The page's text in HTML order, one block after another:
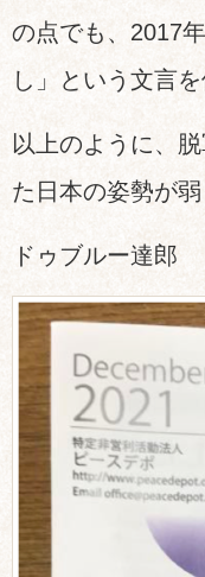
の点でも、2017
し」という文言
以上のように、
た日本の姿勢が
ドゥブルー達郎